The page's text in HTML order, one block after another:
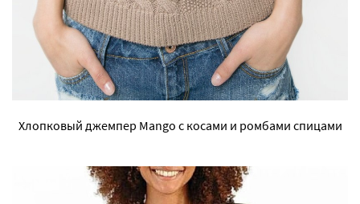
Хлопковый джемпер Mango с косами и ромбами спицами